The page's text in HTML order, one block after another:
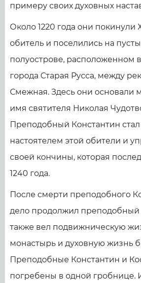
примеру своих духовных
Около 1220 года они покинули
обитель и поселились на
полуострове, расположенном в
города Старая Русса, между
Смежная. Здесь они основали
имя святителя Николая
Преподобный Константин
настоятелем этой обители и
своей кончины, которая
1240 года.
После смерти преподобного
дело продолжил преподобный
также вел подвижническую
монастырь и духовную жизнь
Преподобные Константин и
погребены в одной гробнице.